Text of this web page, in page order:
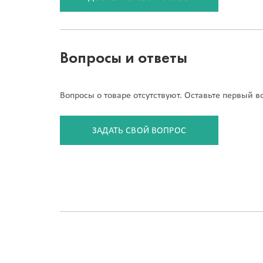
Вопросы и ответы
Вопросы о товаре отсутствуют. Оставьте первый
ЗАДАТЬ СВОЙ ВОПРОС